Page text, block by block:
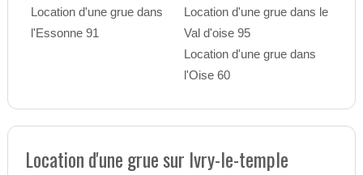
Location d'une grue dans
l'Essonne 91
Location d'une grue dans le
Val d'oise 95
Location d'une grue dans
l'Oise 60
Location d'une grue sur Ivry-le-temple